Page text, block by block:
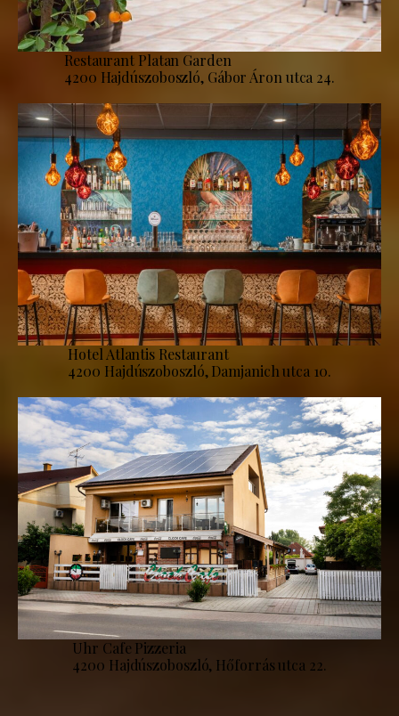
Restaurant Platan Garden
4200 Hajdúszoboszló, Gábor Áron utca 24.
Hotel Atlantis Restaurant
4200 Hajdúszoboszló, Damjanich utca 10.
Uhr Cafe Pizzeria
4200 Hajdúszoboszló, Hőforrás utca 22.